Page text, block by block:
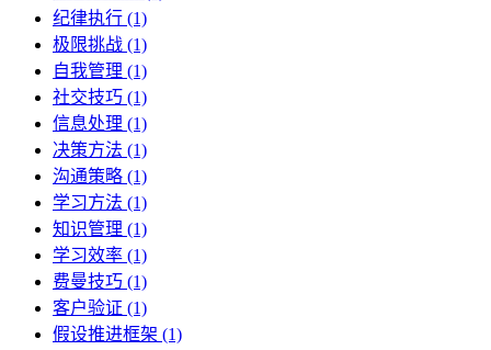
纪律执行 (1)
极限挑战 (1)
自我管理 (1)
社交技巧 (1)
信息处理 (1)
决策方法 (1)
沟通策略 (1)
学习方法 (1)
知识管理 (1)
学习效率 (1)
费曼技巧 (1)
客户验证 (1)
假设推进框架 (1)